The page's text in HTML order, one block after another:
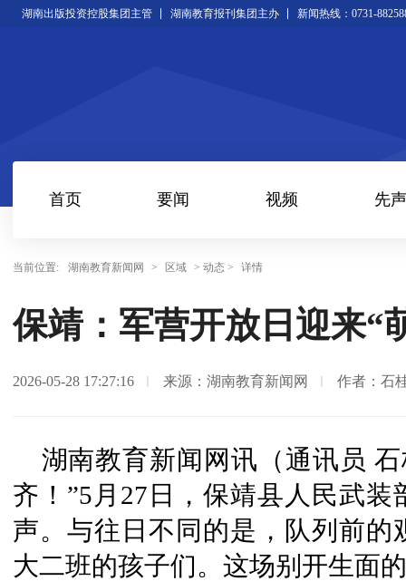
湖南出版投资控股集团主管 湖南教育报刊集团主办 新闻热线：0731-
首页 要闻 视频 先声
当前位置: 湖南教育新闻网 > 区域 > 动态 > 详情
保靖：军营开放日迎来“
2026-05-28 17:27:16 来源：湖南教育新闻网 作者：石
湖南教育新闻网讯（通讯员
齐！”5月27日，保靖县人民武
声。与往日不同的是，队列前
大二班的孩子们。这场别开生面